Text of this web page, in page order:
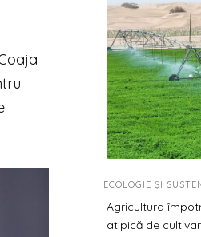
ECOLOGIE ȘI
Agricultura
atipică de